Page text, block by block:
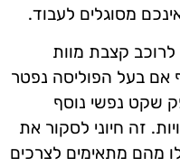
מסוגלים לעבוד.
קצבת מוות
בעל הפוליסה נפטר
שקט נפשי נוסף
זה חיוני לסקור את
מהם מתאימים לצרכים